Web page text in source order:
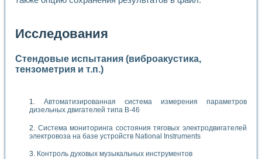
Исследования
Стендовые испытания (виброакустика,
тензометрия и т.п.)
Автоматизированная система измерения параметров
дизельных двигателей типа В-46
Система мониторинга состояния тяговых электродвигателей
электровоза на базе устройств National Instruments
Контроль духовых музыкальных инструментов